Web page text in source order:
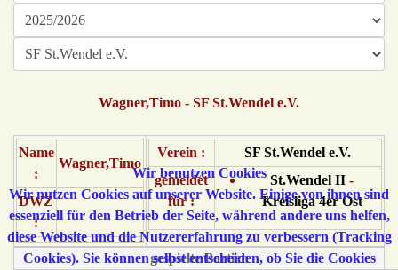
Wagner,Timo - SF St.Wendel e.V.
Name
:
Wagner,Timo
DWZ
:
Verein :
SF St.Wendel e.V.
gemeldet
für :
St.Wendel II -
Kreisliga 4er Ost
gespielte Partien
Wir benutzen Cookies
Wir nutzen Cookies auf unserer Website. Einige von ihnen sind
essenziell für den Betrieb der Seite, während andere uns helfen,
diese Website und die Nutzererfahrung zu verbessern (Tracking
Cookies). Sie können selbst entscheiden, ob Sie die Cookies